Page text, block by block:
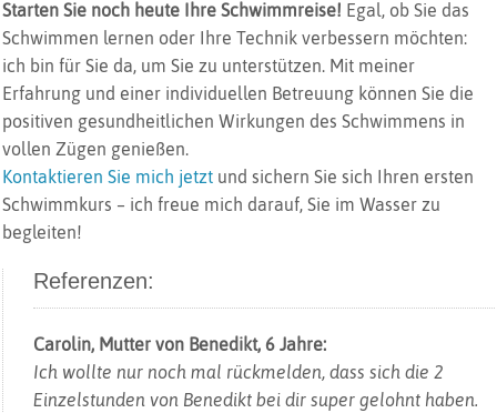
Starten Sie noch heute Ihre Schwimmreise! Egal, ob Sie das
Schwimmen lernen oder Ihre Technik verbessern möchten:
ich bin für Sie da, um Sie zu unterstützen. Mit meiner
Erfahrung und einer individuellen Betreuung können Sie die
positiven gesundheitlichen Wirkungen des Schwimmens in
vollen Zügen genießen.
Kontaktieren Sie mich jetzt und sichern Sie sich Ihren ersten
Schwimmkurs – ich freue mich darauf, Sie im Wasser zu
begleiten!
Referenzen:
Carolin, Mutter von Benedikt, 6 Jahre:
Ich wollte nur noch mal rückmelden, dass sich die 2
Einzelstunden von Benedikt bei dir super gelohnt haben.